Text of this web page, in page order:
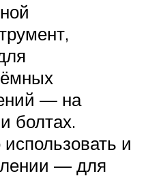
— на
болтах.
и
— для